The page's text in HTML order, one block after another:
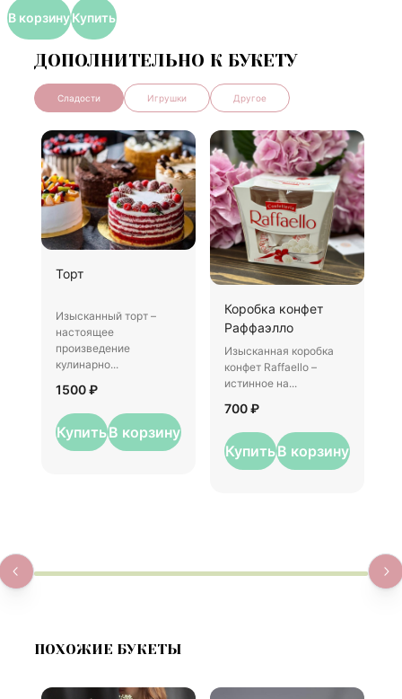
В корзинуКупить
ДОПОЛНИТЕЛЬНО К БУКЕТУ
Сладости Игрушки Другое
Торт
Изысканный торт –
настоящее
произведение
кулинарно...
1500 ₽
КупитьВ корзину
Коробка конфет
Раффаэлло
Изысканная коробка
конфет Raffaello –
истинное на...
700 ₽
КупитьВ корзину
ПОХОЖИЕ БУКЕТЫ